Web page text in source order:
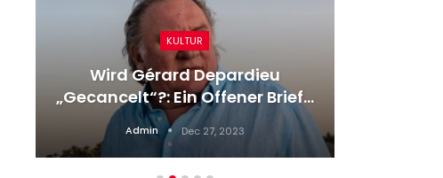
KULTUR
Wird Gérard Depardieu
„gecancelt“?: Ein Offener Brief…
Admin Dec 27, 2023